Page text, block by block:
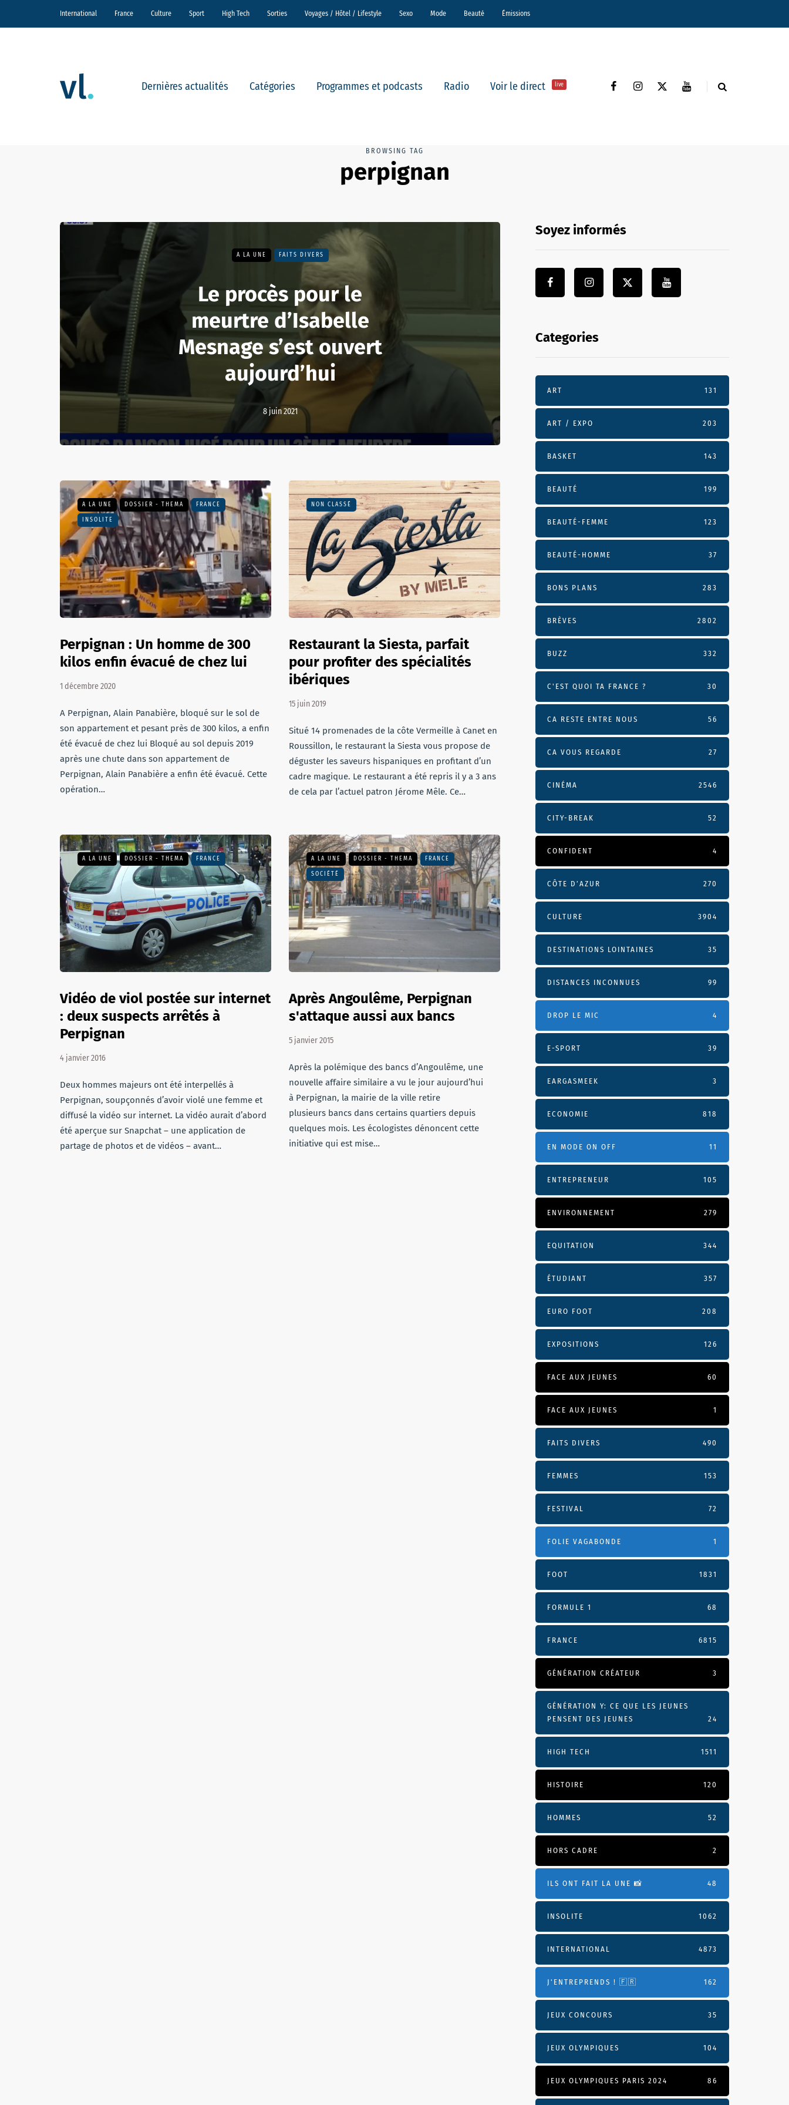
International France Culture Sport High Tech Sorties Voyages / Hôtel / Lifestyle Sexo Mode Beauté Émissions
Dernières actualités Catégories Programmes et podcasts Radio Voir le direct live
BROWSING TAG
perpignan
A LA UNE FAITS DIVERS
Le procès pour le
meurtre d’Isabelle
Mesnage s’est ouvert
aujourd’hui
8 juin 2021
A LA UNE DOSSIER - THEMA FRANCE
INSOLITE
Perpignan : Un homme de 300
kilos enfin évacué de chez lui
1 décembre 2020
A Perpignan, Alain Panabière, bloqué sur le sol de
son appartement et pesant près de 300 kilos, a enfin
été évacué de chez lui Bloqué au sol depuis 2019
après une chute dans son appartement de
Perpignan, Alain Panabière a enfin été évacué. Cette
opération…
NON CLASSÉ
Restaurant la Siesta, parfait
pour profiter des spécialités
ibériques
15 juin 2019
Situé 14 promenades de la côte Vermeille à Canet en
Roussillon, le restaurant la Siesta vous propose de
déguster les saveurs hispaniques en profitant d’un
cadre magique. Le restaurant a été repris il y a 3 ans
de cela par l’actuel patron Jérome Mêle. Ce…
A LA UNE DOSSIER - THEMA FRANCE
Vidéo de viol postée sur internet
: deux suspects arrêtés à
Perpignan
4 janvier 2016
Deux hommes majeurs ont été interpellés à
Perpignan, soupçonnés d’avoir violé une femme et
diffusé la vidéo sur internet. La vidéo aurait d’abord
été aperçue sur Snapchat – une application de
partage de photos et de vidéos – avant…
A LA UNE DOSSIER - THEMA FRANCE
SOCIÉTÉ
Après Angoulême, Perpignan
s'attaque aussi aux bancs
5 janvier 2015
Après la polémique des bancs d’Angoulême, une
nouvelle affaire similaire a vu le jour aujourd’hui
à Perpignan, la mairie de la ville retire
plusieurs bancs dans certains quartiers depuis
quelques mois. Les écologistes dénoncent cette
initiative qui est mise…
Soyez informés
Categories
ART 131
ART / EXPO 203
BASKET 143
BEAUTÉ 199
BEAUTÉ-FEMME 123
BEAUTÉ-HOMME 37
BONS PLANS 283
BRÈVES 2802
BUZZ 332
C'EST QUOI TA FRANCE ? 30
CA RESTE ENTRE NOUS 56
CA VOUS REGARDE 27
CINÉMA 2546
CITY-BREAK 52
CONFIDENT 4
CÔTE D’AZUR 270
CULTURE 3904
DESTINATIONS LOINTAINES 35
DISTANCES INCONNUES 99
DROP LE MIC 4
E-SPORT 39
EARGASMEEK 3
ECONOMIE 818
EN MODE ON OFF 11
ENTREPRENEUR 105
ENVIRONNEMENT 279
EQUITATION 344
ÉTUDIANT 357
EURO FOOT 208
EXPOSITIONS 126
FACE AUX JEUNES 60
FACE AUX JEUNES 1
FAITS DIVERS 490
FEMMES 153
FESTIVAL 72
FOLIE VAGABONDE 1
FOOT 1831
FORMULE 1 68
FRANCE 6815
GÉNÉRATION CRÉATEUR 3
GÉNÉRATION Y: CE QUE LES JEUNES
PENSENT DES JEUNES
24
HIGH TECH 1511
HISTOIRE 120
HOMMES 52
HORS CADRE 2
ILS ONT FAIT LA UNE 📸 48
INSOLITE 1062
INTERNATIONAL 4873
J'ENTREPRENDS ! 🇫🇷 162
JEUX CONCOURS 35
JEUX OLYMPIQUES 104
JEUX OLYMPIQUES PARIS 2024 86